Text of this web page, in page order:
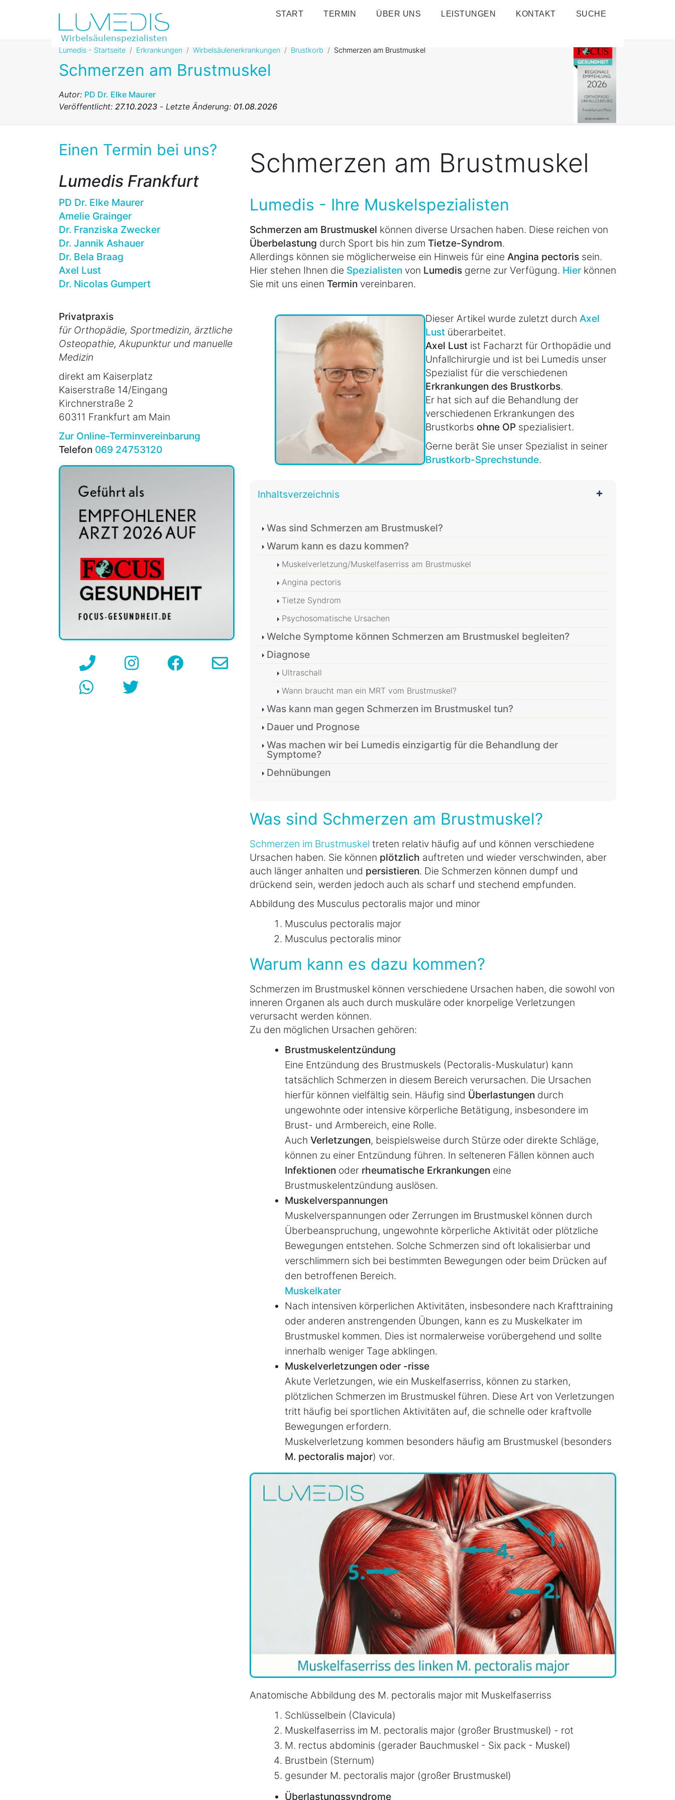
START TERMIN ÜBER UNS LEISTUNGEN KONTAKT SUCHE
Lumedis - Startseite Erkrankungen Wirbelsäulenerkrankungen Brustkorb Schmerzen am Brustmuskel
Schmerzen am Brustmuskel
Autor: PD Dr. Elke Maurer
Veröffentlicht: 27.10.2023 - Letzte Änderung: 01.08.2026
Einen Termin bei uns?
Lumedis Frankfurt
PD Dr. Elke Maurer
Amelie Grainger
Dr. Franziska Zwecker
Dr. Jannik Ashauer
Dr. Bela Braag
Axel Lust
Dr. Nicolas Gumpert
Privatpraxis
für Orthopädie, Sportmedizin, ärztliche
Osteopathie, Akupunktur und manuelle
Medizin
direkt am Kaiserplatz
Kaiserstraße 14/Eingang
Kirchnerstraße 2
60311 Frankfurt am Main
Zur Online-Terminvereinbarung
Telefon 069 24753120
Schmerzen am Brustmuskel
Lumedis - Ihre Muskelspezialisten
Schmerzen am Brustmuskel können diverse Ursachen haben. Diese reichen von
Überbelastung durch Sport bis hin zum Tietze-Syndrom.
Allerdings können sie möglicherweise ein Hinweis für eine Angina pectoris sein.
Hier stehen Ihnen die Spezialisten von Lumedis gerne zur Verfügung. Hier können
Sie mit uns einen Termin vereinbaren.
Dieser Artikel wurde zuletzt durch Axel
Lust überarbeitet.
Axel Lust ist Facharzt für Orthopädie und
Unfallchirurgie und ist bei Lumedis unser
Spezialist für die verschiedenen
Erkrankungen des Brustkorbs.
Er hat sich auf die Behandlung der
verschiedenen Erkrankungen des
Brustkorbs ohne OP spezialisiert.
Gerne berät Sie unser Spezialist in seiner
Brustkorb-Sprechstunde.
Inhaltsverzeichnis
Was sind Schmerzen am Brustmuskel?
Warum kann es dazu kommen?
Muskelverletzung/Muskelfaserriss am Brustmuskel
Angina pectoris
Tietze Syndrom
Psychosomatische Ursachen
Welche Symptome können Schmerzen am Brustmuskel begleiten?
Diagnose
Ultraschall
Wann braucht man ein MRT vom Brustmuskel?
Was kann man gegen Schmerzen im Brustmuskel tun?
Dauer und Prognose
Was machen wir bei Lumedis einzigartig für die Behandlung der
Symptome?
Dehnübungen
Was sind Schmerzen am Brustmuskel?
Schmerzen im Brustmuskel treten relativ häufig auf und können verschiedene
Ursachen haben. Sie können plötzlich auftreten und wieder verschwinden, aber
auch länger anhalten und persistieren. Die Schmerzen können dumpf und
drückend sein, werden jedoch auch als scharf und stechend empfunden.
Abbildung des Musculus pectoralis major und minor
Musculus pectoralis major
Musculus pectoralis minor
Warum kann es dazu kommen?
Schmerzen im Brustmuskel können verschiedene Ursachen haben, die sowohl von
inneren Organen als auch durch muskuläre oder knorpelige Verletzungen
verursacht werden können.
Zu den möglichen Ursachen gehören:
Brustmuskelentzündung
Eine Entzündung des Brustmuskels (Pectoralis-Muskulatur) kann
tatsächlich Schmerzen in diesem Bereich verursachen. Die Ursachen
hierfür können vielfältig sein. Häufig sind Überlastungen durch
ungewohnte oder intensive körperliche Betätigung, insbesondere im
Brust- und Armbereich, eine Rolle.
Auch Verletzungen, beispielsweise durch Stürze oder direkte Schläge,
können zu einer Entzündung führen. In selteneren Fällen können auch
Infektionen oder rheumatische Erkrankungen eine
Brustmuskelentzündung auslösen.
Muskelverspannungen
Muskelverspannungen oder Zerrungen im Brustmuskel können durch
Überbeanspruchung, ungewohnte körperliche Aktivität oder plötzliche
Bewegungen entstehen. Solche Schmerzen sind oft lokalisierbar und
verschlimmern sich bei bestimmten Bewegungen oder beim Drücken auf
den betroffenen Bereich.
Muskelkater
Nach intensiven körperlichen Aktivitäten, insbesondere nach Krafttraining
oder anderen anstrengenden Übungen, kann es zu Muskelkater im
Brustmuskel kommen. Dies ist normalerweise vorübergehend und sollte
innerhalb weniger Tage abklingen.
Muskelverletzungen oder -risse
Akute Verletzungen, wie ein Muskelfaserriss, können zu starken,
plötzlichen Schmerzen im Brustmuskel führen. Diese Art von Verletzungen
tritt häufig bei sportlichen Aktivitäten auf, die schnelle oder kraftvolle
Bewegungen erfordern.
Muskelverletzung kommen besonders häufig am Brustmuskel (besonders
M. pectoralis major) vor.
Anatomische Abbildung des M. pectoralis major mit Muskelfaserriss
Schlüsselbein (Clavicula)
Muskelfaserriss im M. pectoralis major (großer Brustmuskel) - rot
M. rectus abdominis (gerader Bauchmuskel - Six pack - Muskel)
Brustbein (Sternum)
gesunder M. pectoralis major (großer Brustmuskel)
Überlastungssyndrome